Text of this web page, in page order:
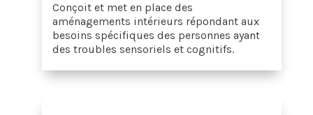
Conçoit et met en place des
aménagements intérieurs répondant aux
besoins spécifiques des personnes ayant
des troubles sensoriels et cognitifs.